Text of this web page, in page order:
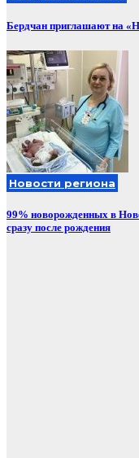
Бердчан приглашают на
Новости региона
99% новорожденных в
сразу после рождения